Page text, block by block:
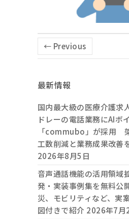
← Previous
最新情報
国内最大級の医療介護求
ドレーの電話業務にAIボ
「commubo」が採用
工数削減と業務成果改善
2026年8月5日
音声通話機能の活用領域
発・実装事例集を無料
災、モビリティなど、実
図付きで紹介 2026年7月